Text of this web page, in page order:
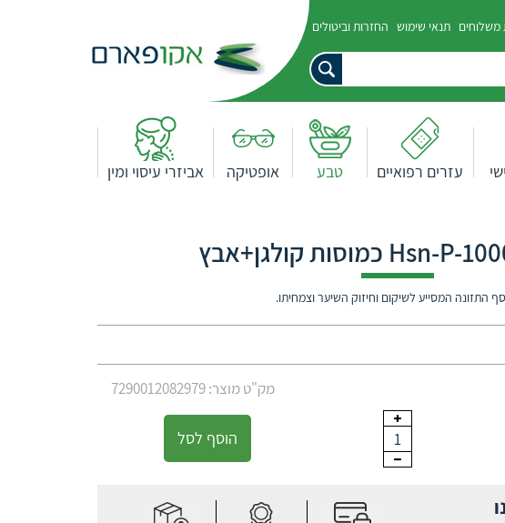
משלוחים תנאי שימוש החזרות וביטולים
עזרים רפואיים טבע אופטיקה אביזרי עיסוי ומין
מק"ט מוצר: 7290012082979
1 הוסף לסל